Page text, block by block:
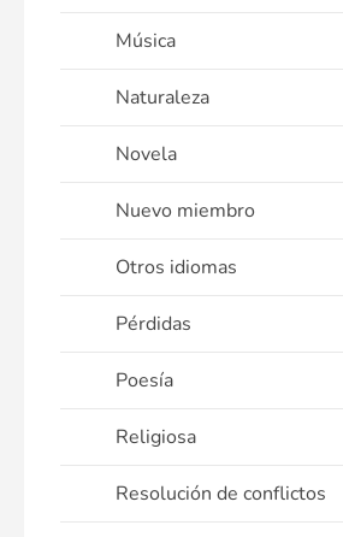
Música
Naturaleza
Novela
Nuevo miembro
Otros idiomas
Pérdidas
Poesía
Religiosa
Resolución de conflictos